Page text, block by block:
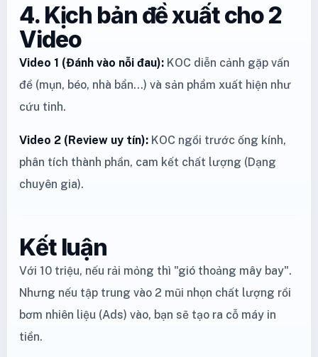
4. Kịch bản đề xuất cho 2
Video
Video 1 (Đánh vào nỗi đau): KOC diễn cảnh gặp vấn
đề (mụn, béo, nhà bẩn...) và sản phẩm xuất hiện như
cứu tinh.
Video 2 (Review uy tín): KOC ngồi trước ống kính,
phân tích thành phần, cam kết chất lượng (Dạng
chuyên gia).
Kết luận
Với 10 triệu, nếu rải mỏng thì "gió thoảng mây bay".
Nhưng nếu tập trung vào 2 mũi nhọn chất lượng rồi
bơm nhiên liệu (Ads) vào, bạn sẽ tạo ra cỗ máy in
tiền.